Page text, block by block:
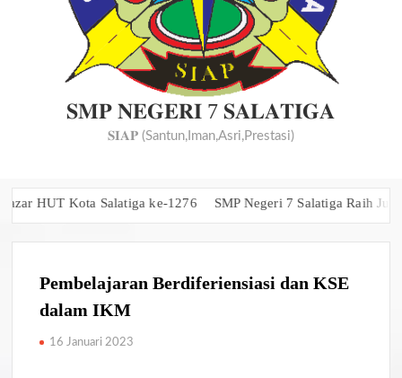
𝐒𝐌𝐏 𝐍𝐄𝐆𝐄𝐑𝐈 7 𝐒𝐀𝐋𝐀𝐓𝐈𝐆𝐀
𝐒𝐈𝐀𝐏 (Santun,Iman,Asri,Prestasi)
Kota Salatiga ke-1276 SMP Negeri 7 Salatiga Raih Juara 1
Pembelajaran Berdiferiensiasi dan KSE
dalam IKM
16 Januari 2023